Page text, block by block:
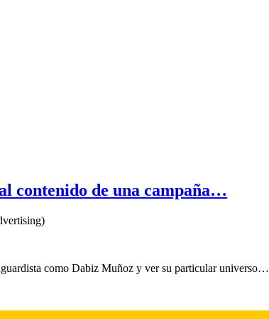
contenido de una campaña…
como Dabiz Muñoz y ver su particular universo…